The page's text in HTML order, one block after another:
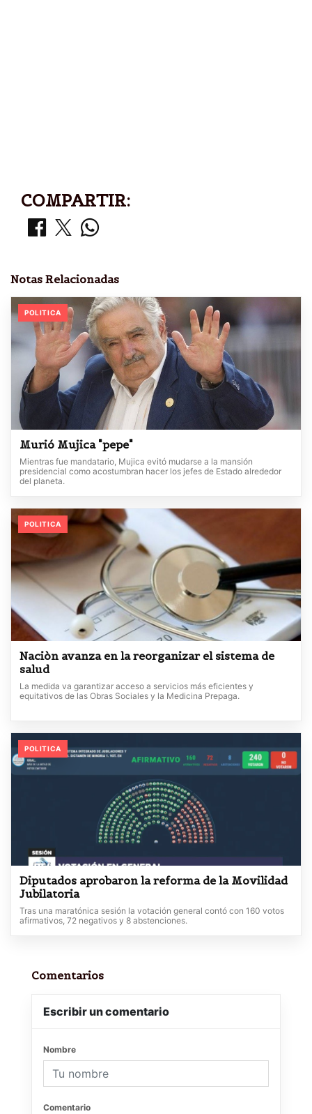
COMPARTIR:
Notas Relacionadas
POLITICA
Murió Mujica "pepe"
Mientras fue mandatario, Mujica evitó mudarse a la mansión
presidencial como acostumbran hacer los jefes de Estado alrededor
del planeta.
POLITICA
Naciòn avanza en la reorganizar el sistema de
salud
La medida va garantizar acceso a servicios más eficientes y
equitativos de las Obras Sociales y la Medicina Prepaga.
POLITICA
Diputados aprobaron la reforma de la Movilidad
Jubilatoria
Tras una maratónica sesión la votación general contó con 160 votos
afirmativos, 72 negativos y 8 abstenciones.
Comentarios
Escribir un comentario
Nombre
Comentario